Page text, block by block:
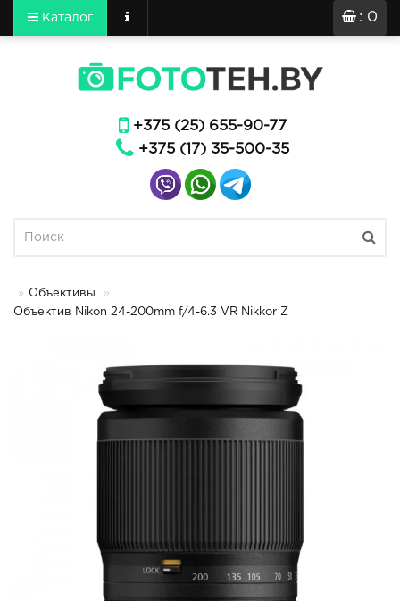
: 0
Каталог
+375 (25) 655-90-77
+375 (17) 35-500-35
Объективы
Объектив Nikon 24-200mm f/4-6.3 VR Nikkor Z